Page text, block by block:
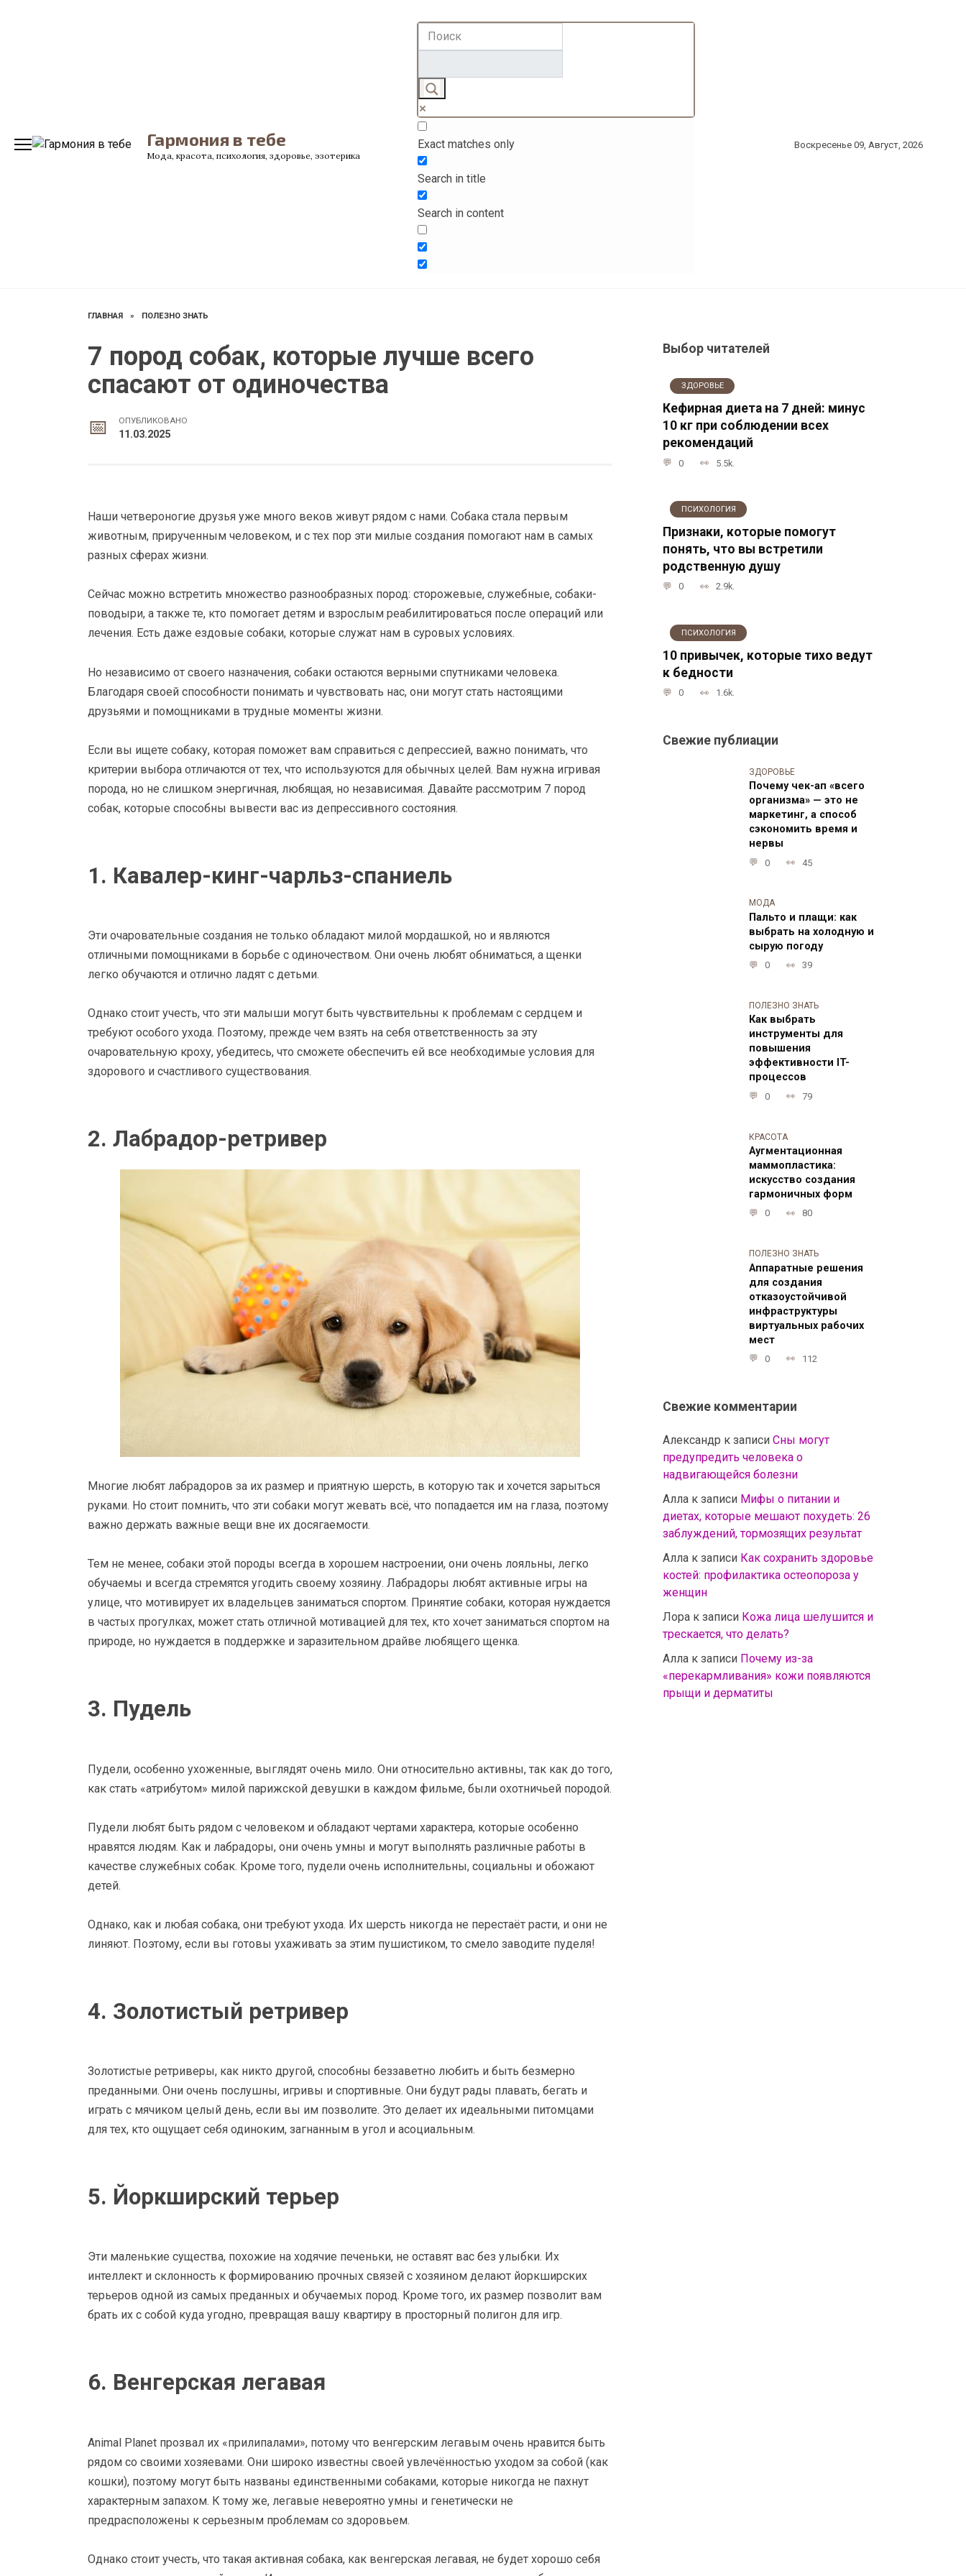
Гармония в тебе
Мода, красота, психология, здоровье, эзотерика
Exact matches only
Search in title
Search in content
Воскресенье 09, Август, 2026
ГЛАВНАЯ » ПОЛЕЗНО ЗНАТЬ
7 пород собак, которые лучше всего
спасают от одиночества
ОПУБЛИКОВАНО
11.03.2025
Наши четвероногие друзья уже много веков живут рядом с нами. Собака стала первым
животным, прирученным человеком, и с тех пор эти милые создания помогают нам в самых
разных сферах жизни.
Сейчас можно встретить множество разнообразных пород: сторожевые, служебные, собаки-
поводыри, а также те, кто помогает детям и взрослым реабилитироваться после операций или
лечения. Есть даже ездовые собаки, которые служат нам в суровых условиях.
Но независимо от своего назначения, собаки остаются верными спутниками человека.
Благодаря своей способности понимать и чувствовать нас, они могут стать настоящими
друзьями и помощниками в трудные моменты жизни.
Если вы ищете собаку, которая поможет вам справиться с депрессией, важно понимать, что
критерии выбора отличаются от тех, что используются для обычных целей. Вам нужна игривая
порода, но не слишком энергичная, любящая, но независимая. Давайте рассмотрим 7 пород
собак, которые способны вывести вас из депрессивного состояния.
1. Кавалер-кинг-чарльз-спаниель
Эти очаровательные создания не только обладают милой мордашкой, но и являются
отличными помощниками в борьбе с одиночеством. Они очень любят обниматься, а щенки
легко обучаются и отлично ладят с детьми.
Однако стоит учесть, что эти малыши могут быть чувствительны к проблемам с сердцем и
требуют особого ухода. Поэтому, прежде чем взять на себя ответственность за эту
очаровательную кроху, убедитесь, что сможете обеспечить ей все необходимые условия для
здорового и счастливого существования.
2. Лабрадор-ретривер
Многие любят лабрадоров за их размер и приятную шерсть, в которую так и хочется зарыться
руками. Но стоит помнить, что эти собаки могут жевать всё, что попадается им на глаза, поэтому
важно держать важные вещи вне их досягаемости.
Тем не менее, собаки этой породы всегда в хорошем настроении, они очень лояльны, легко
обучаемы и всегда стремятся угодить своему хозяину. Лабрадоры любят активные игры на
улице, что мотивирует их владельцев заниматься спортом. Принятие собаки, которая нуждается
в частых прогулках, может стать отличной мотивацией для тех, кто хочет заниматься спортом на
природе, но нуждается в поддержке и заразительном драйве любящего щенка.
3. Пудель
Пудели, особенно ухоженные, выглядят очень мило. Они относительно активны, так как до того,
как стать «атрибутом» милой парижской девушки в каждом фильме, были охотничьей породой.
Пудели любят быть рядом с человеком и обладают чертами характера, которые особенно
нравятся людям. Как и лабрадоры, они очень умны и могут выполнять различные работы в
качестве служебных собак. Кроме того, пудели очень исполнительны, социальны и обожают
детей.
Однако, как и любая собака, они требуют ухода. Их шерсть никогда не перестаёт расти, и они не
линяют. Поэтому, если вы готовы ухаживать за этим пушистиком, то смело заводите пуделя!
4. Золотистый ретривер
Золотистые ретриверы, как никто другой, способны беззаветно любить и быть безмерно
преданными. Они очень послушны, игривы и спортивные. Они будут рады плавать, бегать и
играть с мячиком целый день, если вы им позволите. Это делает их идеальными питомцами
для тех, кто ощущает себя одиноким, загнанным в угол и асоциальным.
5. Йоркширский терьер
Эти маленькие существа, похожие на ходячие печеньки, не оставят вас без улыбки. Их
интеллект и склонность к формированию прочных связей с хозяином делают йоркширских
терьеров одной из самых преданных и обучаемых пород. Кроме того, их размер позволит вам
брать их с собой куда угодно, превращая вашу квартиру в просторный полигон для игр.
6. Венгерская легавая
Animal Planet прозвал их «прилипалами», потому что венгерским легавым очень нравится быть
рядом со своими хозяевами. Они широко известны своей увлечённостью уходом за собой (как
кошки), поэтому могут быть названы единственными собаками, которые никогда не пахнут
характерным запахом. К тому же, легавые невероятно умны и генетически не
предрасположены к серьезным проблемам со здоровьем.
Однако стоит учесть, что такая активная собака, как венгерская легавая, не будет хорошо себя
Выбор читателей
ЗДОРОВЬЕ
Кефирная диета на 7 дней: минус
10 кг при соблюдении всех
рекомендаций
0 5.5k.
ПСИХОЛОГИЯ
Признаки, которые помогут
понять, что вы встретили
родственную душу
0 2.9k.
ПСИХОЛОГИЯ
10 привычек, которые тихо ведут
к бедности
0 1.6k.
Свежие публиации
ЗДОРОВЬЕ
Почему чек-ап «всего
организма» — это не
маркетинг, а способ
сэкономить время и
нервы
0 45
МОДА
Пальто и плащи: как
выбрать на холодную и
сырую погоду
0 39
ПОЛЕЗНО ЗНАТЬ
Как выбрать
инструменты для
повышения
эффективности IT-
процессов
0 79
КРАСОТА
Аугментационная
маммопластика:
искусство создания
гармоничных форм
0 80
ПОЛЕЗНО ЗНАТЬ
Аппаратные решения
для создания
отказоустойчивой
инфраструктуры
виртуальных рабочих
мест
0 112
Свежие комментарии
Александр к записи Сны могут
предупредить человека о
надвигающейся болезни
Алла к записи Мифы о питании и
диетах, которые мешают похудеть: 26
заблуждений, тормозящих результат
Алла к записи Как сохранить здоровье
костей: профилактика остеопороза у
женщин
Лора к записи Кожа лица шелушится и
трескается, что делать?
Алла к записи Почему из-за
«перекармливания» кожи появляются
прыщи и дерматиты